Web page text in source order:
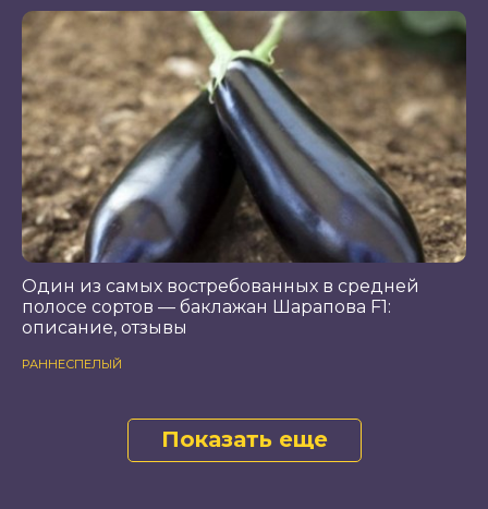
Один из самых востребованных в средней
полосе сортов — баклажан Шарапова F1:
описание, отзывы
РАННЕСПЕЛЫЙ
Показать еще